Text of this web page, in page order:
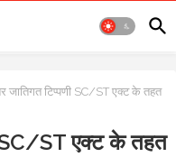
जातिगत टिप्पणी SC/ST एक्ट के तहत
SC/ST एक्ट के तहत